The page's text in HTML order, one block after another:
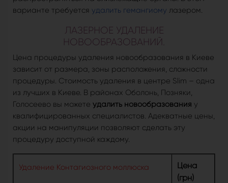
варианте требуется удалить гемангиому лазером.
ЛАЗЕРНОЕ УДАЛЕНИЕ
НОВООБРАЗОВАНИЙ.
Цена процедуры удаления новообразования в Киеве
зависит от размера, зоны расположения, сложности
процедуры. Стоимость удаления в центре Slim – одна
из лучших в Киеве. В районах Оболонь, Позняки,
Голосеево вы можете удалить новообразования у
квалифицированных специалистов. Адекватные цены,
акции на манипуляции позволяют сделать эту
процедуру доступной каждому.
Удаление Контагиозного моллюска
Цена
(грн)